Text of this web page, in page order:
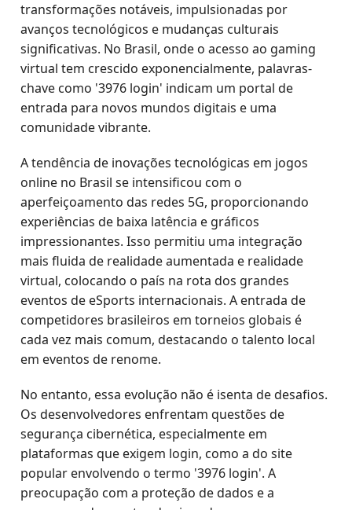
transformações notáveis, impulsionadas por
avanços tecnológicos e mudanças culturais
significativas. No Brasil, onde o acesso ao gaming
virtual tem crescido exponencialmente, palavras-
chave como '3976 login' indicam um portal de
entrada para novos mundos digitais e uma
comunidade vibrante.
A tendência de inovações tecnológicas em jogos
online no Brasil se intensificou com o
aperfeiçoamento das redes 5G, proporcionando
experiências de baixa latência e gráficos
impressionantes. Isso permitiu uma integração
mais fluida de realidade aumentada e realidade
virtual, colocando o país na rota dos grandes
eventos de eSports internacionais. A entrada de
competidores brasileiros em torneios globais é
cada vez mais comum, destacando o talento local
em eventos de renome.
No entanto, essa evolução não é isenta de desafios.
Os desenvolvedores enfrentam questões de
segurança cibernética, especialmente em
plataformas que exigem login, como a do site
popular envolvendo o termo '3976 login'. A
preocupação com a proteção de dados e a